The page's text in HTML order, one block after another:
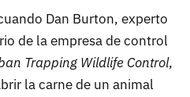
Dan Burton, experto
de la empresa de control
Trapping Wildlife Control,
la carne de un animal